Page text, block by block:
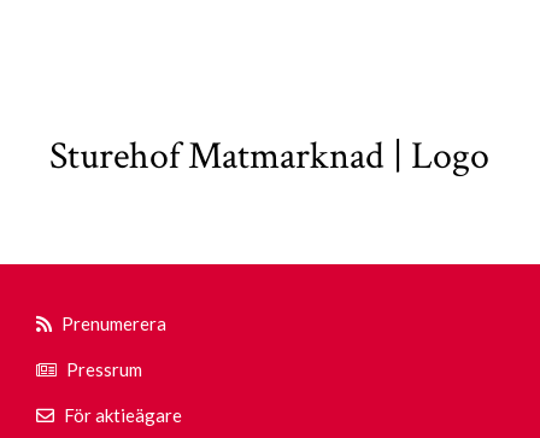
Sturehof Matmarknad | Logo
Prenumerera
Pressrum
För aktieägare